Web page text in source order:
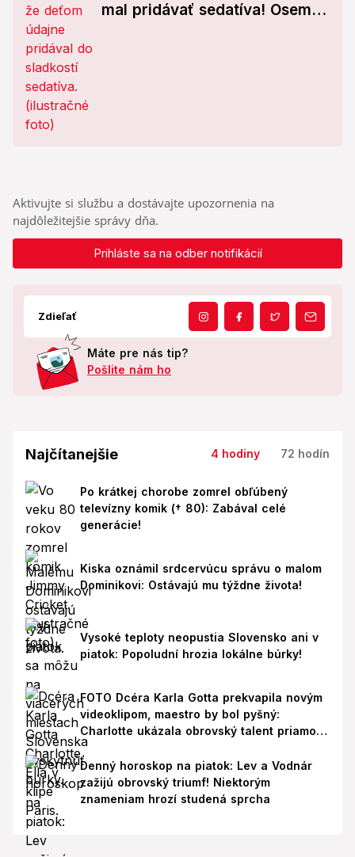
mal pridávať sedatíva! Osem
Aktivujte si službu a dostávajte upozornenia na
najdôležitejšie správy dňa.
Prihláste sa na odber notifikácií
Zdieľať
Máte pre nás tip?
Pošlite nám ho
Najčítanejšie 4 hodiny 72 hodín
Po krátkej chorobe zomrel obľúbený
televízny komik († 80): Zabával celé
generácie!
Kiska oznámil srdcervúcu správu o malom
Dominikovi: Ostávajú mu týždne života!
Vysoké teploty neopustia Slovensko ani v
piatok: Popoludní hrozia lokálne búrky!
FOTO Dcéra Karla Gotta prekvapila novým
videoklipom, maestro by bol pyšný:
Charlotte ukázala obrovský talent priamo v
Paríži!
Denný horoskop na piatok: Lev a Vodnár
zažijú obrovský triumf! Niektorým
znameniam hrozí studená sprcha